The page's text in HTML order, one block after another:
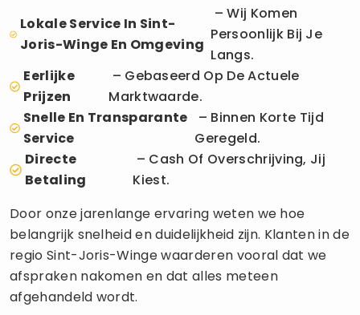
Lokale Service In Sint-
Joris-Winge En Omgeving
– Wij Komen
Persoonlijk Bij Je
Langs.
Eerlijke
Prijzen
– Gebaseerd Op De Actuele
Marktwaarde.
Snelle En Transparante
Service
– Binnen Korte Tijd
Geregeld.
Directe
Betaling
– Cash Of Overschrijving, Jij
Kiest.
Door onze jarenlange ervaring weten we hoe
belangrijk snelheid en duidelijkheid zijn. Klanten in de
regio Sint-Joris-Winge waarderen vooral dat we
afspraken nakomen en dat alles meteen
afgehandeld wordt.